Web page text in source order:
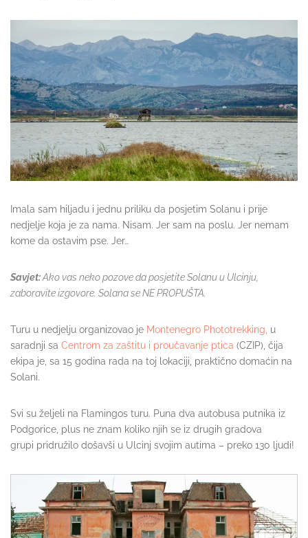
Imala sam hiljadu i jednu priliku da posjetim Solanu i prije
nedjelje koja je za nama. Nisam. Jer sam na poslu. Jer nemam
kome da ostavim pse. Jer…
Savjet:Ako vas neko pozove da posjetite Solanu u Ulcinju,
zaboravite izgovore. Solana se NE PROPUŠTA.
Turu u nedjelju organizovao je Montenegro Phototrekking, u
saradnji sa Centrom za zaštitu i proučavanje ptica (CZIP), čija
ekipa je, sa 15 godina rada na toj lokaciji, praktično domaćin na
Solani.
Svi su željeli na Flamingos turu. Puna dva autobusa putnika iz
Podgorice, plus ne znam koliko njih se iz drugih gradova
grupi pridružilo došavši u Ulcinj svojim autima – preko 130 ljudi!